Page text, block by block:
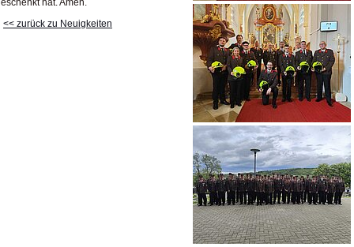
hat. Amen.
<< zurück zu Neuigkeiten